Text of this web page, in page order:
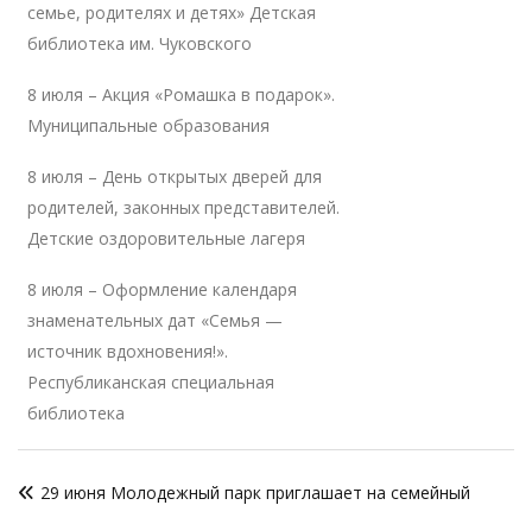
семье, родителях и детях» Детская
библиотека им. Чуковского
8 июля – Акция «Ромашка в подарок».
Муниципальные образования
8 июля – День открытых дверей для
родителей, законных представителей.
Детские оздоровительные лагеря
8 июля – Оформление календаря
знаменательных дат «Семья —
источник вдохновения!».
Республиканская специальная
библиотека
29 июня Молодежный парк приглашает на семейный